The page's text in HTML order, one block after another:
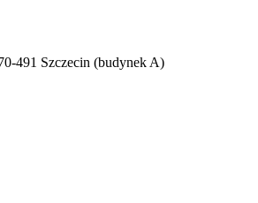
491 Szczecin (budynek A)